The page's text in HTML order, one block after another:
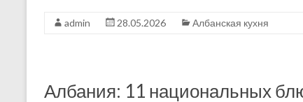
admin 28.05.2026 Албанская кухня
Албания: 11 национальных